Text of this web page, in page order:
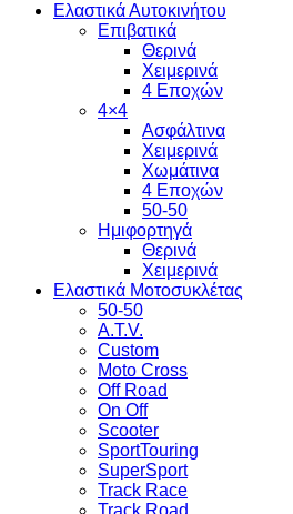
Ελαστικά Αυτοκινήτου
Επιβατικά
Θερινά
Χειμερινά
4 Εποχών
4×4
Ασφάλτινα
Χειμερινά
Χωμάτινα
4 Εποχών
50-50
Ημιφορτηγά
Θερινά
Χειμερινά
Ελαστικά Μοτοσυκλέτας
50-50
A.T.V.
Custom
Moto Cross
Off Road
On Off
Scooter
SportTouring
SuperSport
Track Race